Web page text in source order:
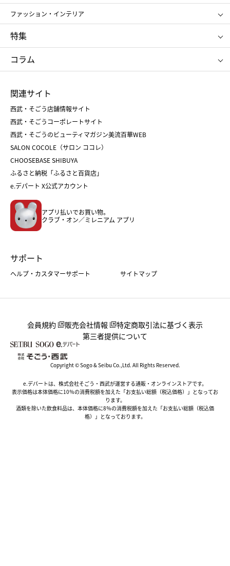
お中元
お歳暮
ポール&ジョー ボーテ
ジルスチュアート
NARS
RMK
クリニーク
SK-Ⅱ
アンリ・シャルパンティエ
ゴディバ
新宿高野
たねや
ねんりん家
ファッション・インテリア
ポロ ラルフ ローレン
タケオ キクチ
ママ＆キッズ
シュタイフ
特集
お中元
ひな人形
五月人形
父の日
クリスマスケーキ
ホワイトデー
コラム
菓子折り
和菓子
人気のギフト
バレンタイン
ホワイトデー
おせち
フード
ホーム・キッチン＆アート
関連サイト
西武・そごう店舗情報サイト
西武・そごうコーポレートサイト
西武・そごうのビューティマガジン美流百華WEB
SALON COCOLE（サロン ココレ）
CHOOSEBASE SHIBUYA
ふるさと納税「ふるさと百貨店」
e.デパート X公式アカウント
アプリ払いでお買い物。
クラブ・オン／ミレニアム アプリ
サポート
ヘルプ・カスタマーサポート サイトマップ
会員規約 販売会社情報
特定商取引法に基づく表示
第三者提供について
Copyright © Sogo & Seibu Co.,Ltd. All Rights Reserved.
e.デパートは、株式会社そごう・西武が運営する通販・オンラインストアです。
表示価格は本体価格に10％の消費税額を加えた「お支払い総額（税込価格）」となってお
ります。
酒類を除いた飲食料品は、本体価格に8％の消費税額を加えた「お支払い総額（税込価
格）」となっております。